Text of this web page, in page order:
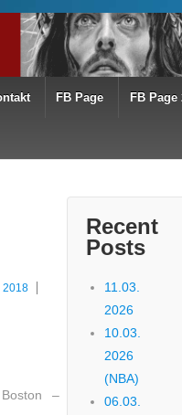
FB Page FB Page
2018
–
Recent
Posts
11.03.
2026
10.03.
2026
(NBA)
06.03.